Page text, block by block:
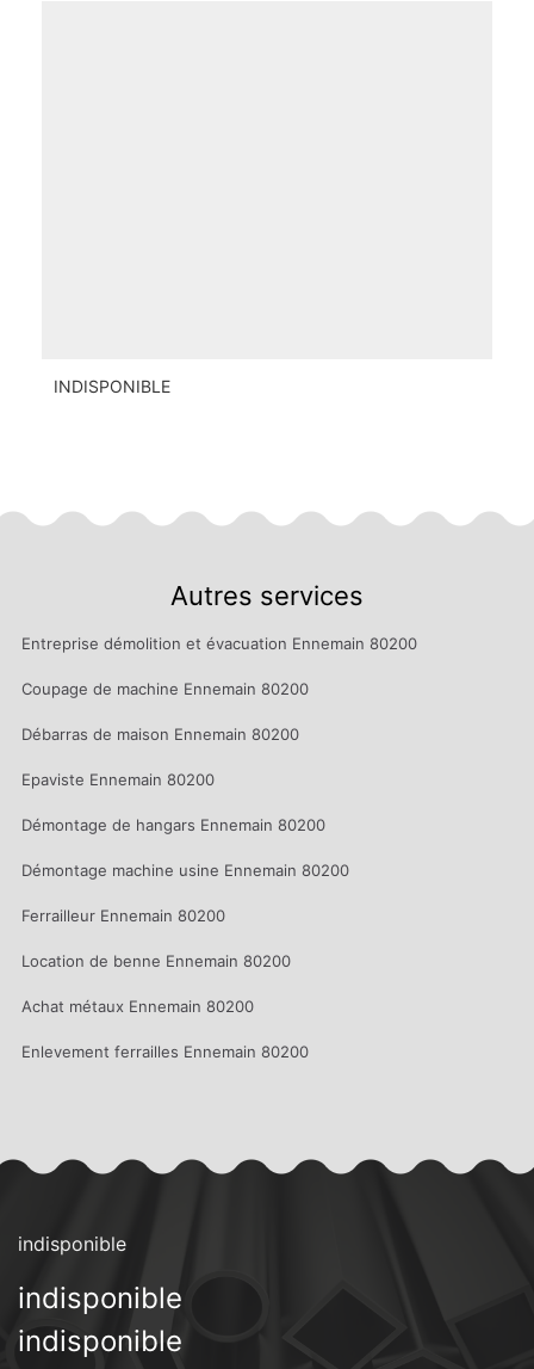
INDISPONIBLE
Autres services
Entreprise démolition et évacuation Ennemain 80200
Coupage de machine Ennemain 80200
Débarras de maison Ennemain 80200
Epaviste Ennemain 80200
Démontage de hangars Ennemain 80200
Démontage machine usine Ennemain 80200
Ferrailleur Ennemain 80200
Location de benne Ennemain 80200
Achat métaux Ennemain 80200
Enlevement ferrailles Ennemain 80200
indisponible
indisponible
indisponible